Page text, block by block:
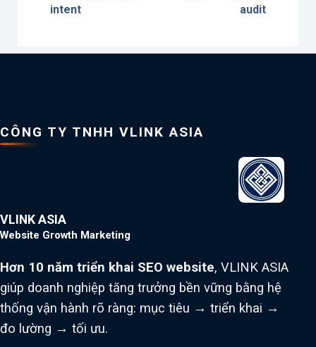
intent
audit
CÔNG TY TNHH VLINK ASIA
VLINK ASIA
Website Growth Marketing
Hơn 10 năm triển khai SEO website, VLINK ASIA
giúp doanh nghiệp tăng trưởng bền vững bằng hệ
thống vận hành rõ ràng: mục tiêu → triển khai →
đo lường → tối ưu.